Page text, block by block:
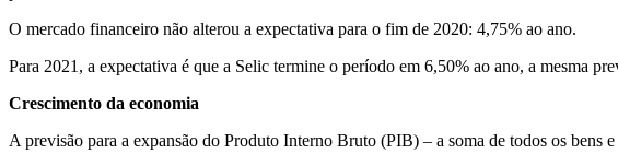
O mercado financeiro não alterou a expectativa para o fim de 2020: 4,75% ao ano.
Para 2021, a expectativa é que a Selic termine o período em 6,50% ao ano, a mesma
Crescimento da economia
A previsão para a expansão do Produto Interno Bruto (PIB) – a soma de todos os